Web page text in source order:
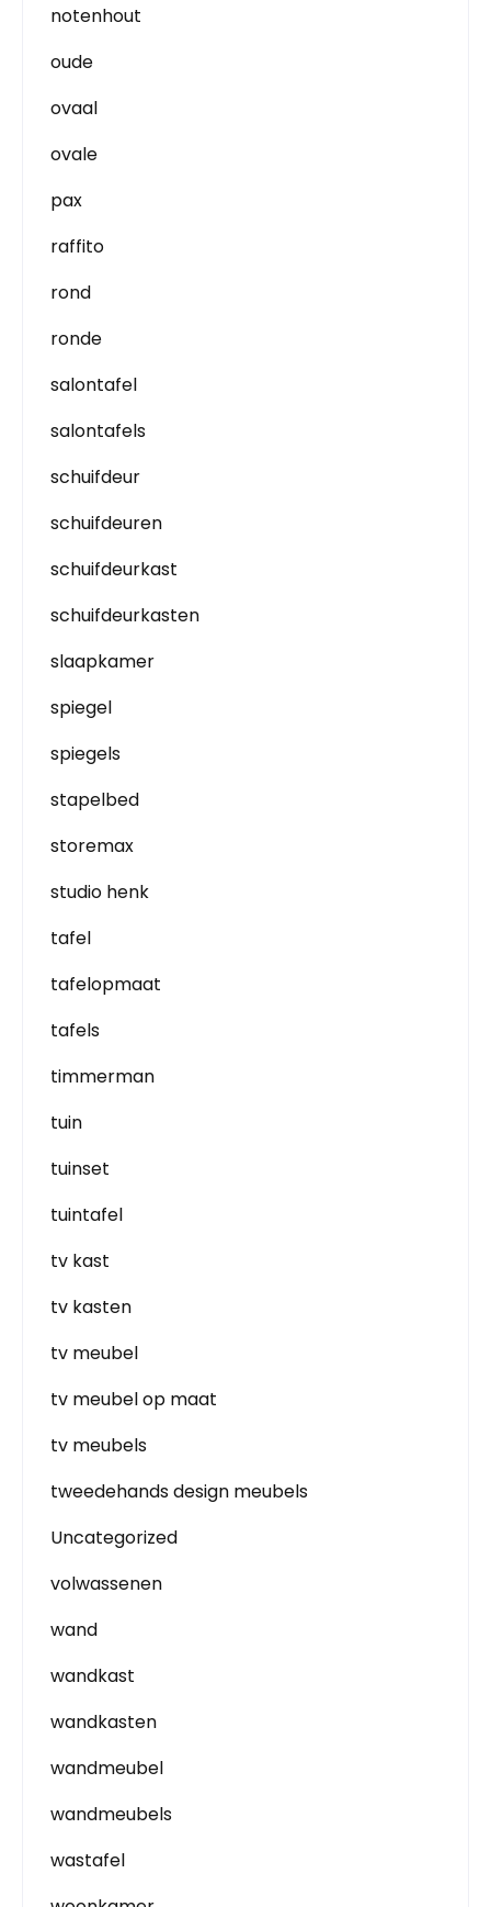
notenhout
oude
ovaal
ovale
pax
raffito
rond
ronde
salontafel
salontafels
schuifdeur
schuifdeuren
schuifdeurkast
schuifdeurkasten
slaapkamer
spiegel
spiegels
stapelbed
storemax
studio henk
tafel
tafelopmaat
tafels
timmerman
tuin
tuinset
tuintafel
tv kast
tv kasten
tv meubel
tv meubel op maat
tv meubels
tweedehands design meubels
Uncategorized
volwassenen
wand
wandkast
wandkasten
wandmeubel
wandmeubels
wastafel